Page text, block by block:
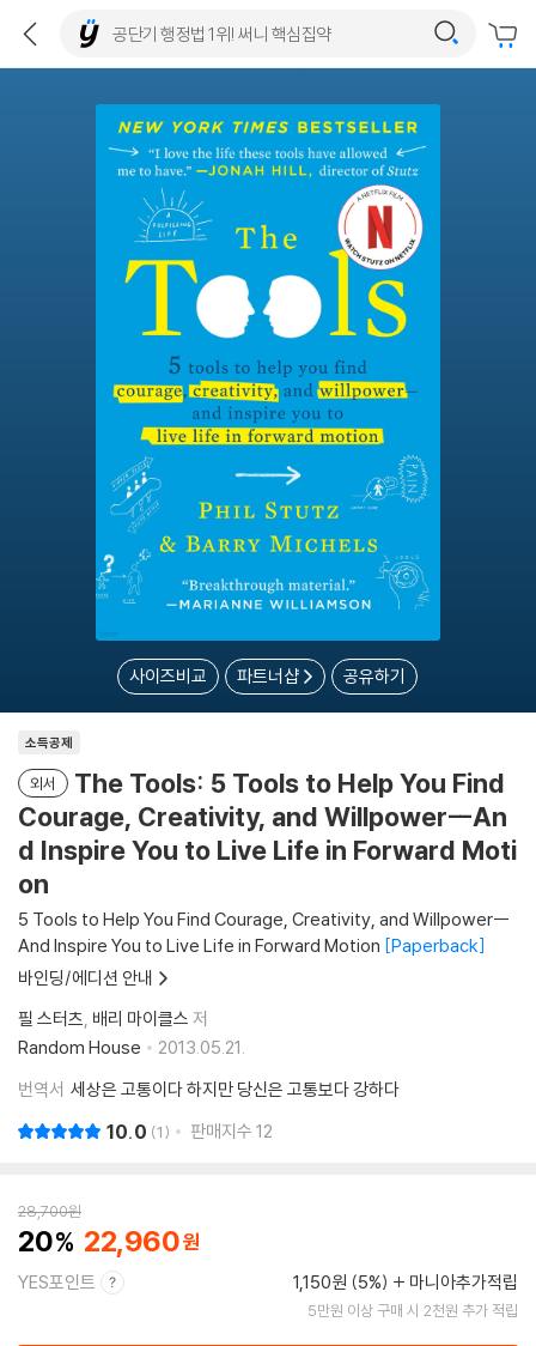
사이즈비교 파트너샵 공유하기
소득공제
외서
The Tools: 5 Tools to Help You Find
Courage, Creativity, and Willpower--An
d Inspire You to Live Life in Forward Moti
on
5 Tools to Help You Find Courage, Creativity, and Willpower--
And Inspire You to Live Life in Forward Motion Paperback
바인딩/에디션 안내
필 스터츠 배리 마이클스 저
Random House
2013.05.21.
번역서 세상은 고통이다 하지만 당신은 고통보다 강하다
10.0 1 판매지수 12
28,700원
20 22,960
YES포인트 1,150원 (5%) 마니아추가적립
5만원 이상 구매 시 2천원 추가 적립